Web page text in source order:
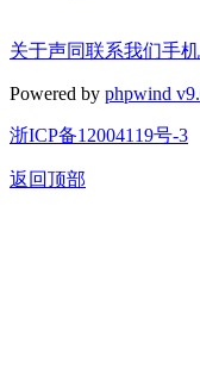
关于声同联系我们手
Powered by phpwind
浙ICP备12004119号-3
返回顶部